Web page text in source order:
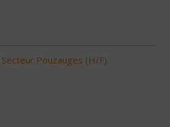
Pouzauges (H/F)